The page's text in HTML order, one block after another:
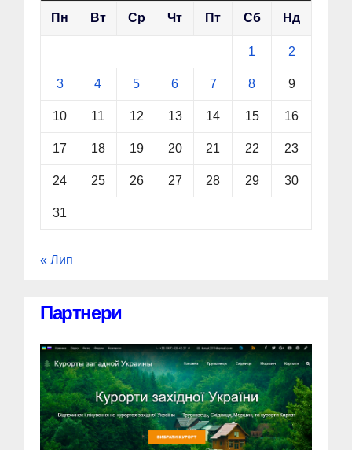
Пн Вт Ср Чт Пт Сб Нд
1 2
3 4 5 6 7 8 9
10 11 12 13 14 15 16
17 18 19 20 21 22 23
24 25 26 27 28 29 30
31
« Лип
Партнери